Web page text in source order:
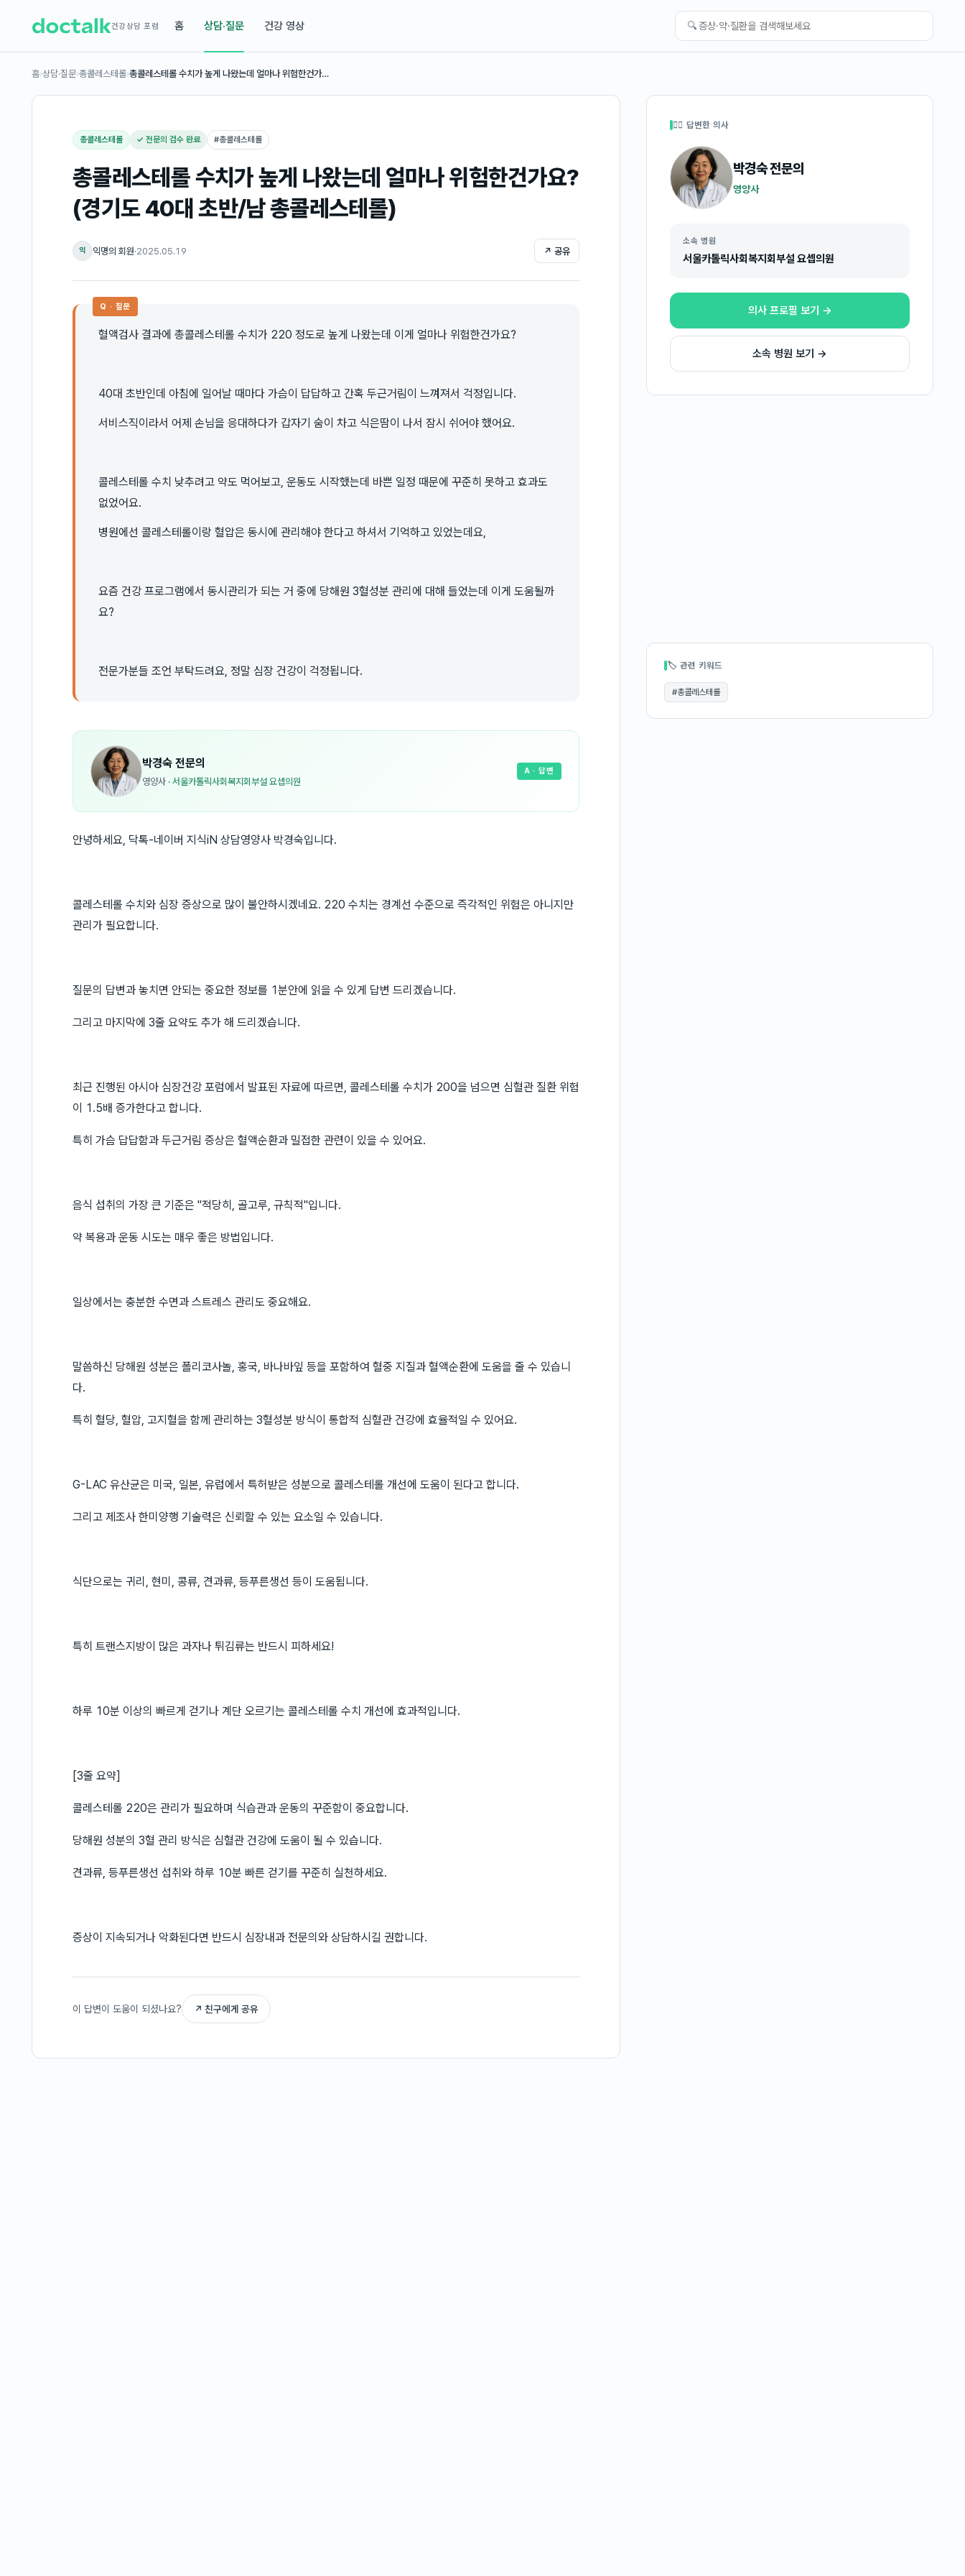
건강상담 포럼 홈 상담·질문 건강 영상 🔍
홈›상담·질문›총콜레스테롤›총콜레스테롤 수치가 높게 나왔는데 얼마나 위험한건가…
총콜레스테롤 ✓ 전문의 검수 완료 #총콜레스테롤
총콜레스테롤 수치가 높게 나왔는데 얼마나 위험한건가요?
(경기도 40대 초반/남 총콜레스테롤)
익 익명의 회원·2025.05.19 ↗ 공유
Q · 질문
혈액검사 결과에 총콜레스테롤 수치가 220 정도로 높게 나왔는데 이게 얼마나 위험한건가요?
40대 초반인데 아침에 일어날 때마다 가슴이 답답하고 간혹 두근거림이 느껴져서 걱정입니다.
서비스직이라서 어제 손님을 응대하다가 갑자기 숨이 차고 식은땀이 나서 잠시 쉬어야 했어요.
콜레스테롤 수치 낮추려고 약도 먹어보고, 운동도 시작했는데 바쁜 일정 때문에 꾸준히 못하고 효과도
없었어요.
병원에선 콜레스테롤이랑 혈압은 동시에 관리해야 한다고 하셔서 기억하고 있었는데요,
요즘 건강 프로그램에서 동시관리가 되는 거 중에 당해원 3혈성분 관리에 대해 들었는데 이게 도움될까
요?
전문가분들 조언 부탁드려요, 정말 심장 건강이 걱정됩니다.
박경숙 전문의
영양사 · 서울카톨릭사회복지회부설 요셉의원
A · 답변
안녕하세요, 닥톡-네이버 지식iN 상담영양사 박경숙입니다.
콜레스테롤 수치와 심장 증상으로 많이 불안하시겠네요. 220 수치는 경계선 수준으로 즉각적인 위험은 아니지만
관리가 필요합니다.
질문의 답변과 놓치면 안되는 중요한 정보를 1분안에 읽을 수 있게 답변 드리겠습니다.
그리고 마지막에 3줄 요약도 추가 해 드리겠습니다.
최근 진행된 아시아 심장건강 포럼에서 발표된 자료에 따르면, 콜레스테롤 수치가 200을 넘으면 심혈관 질환 위험
이 1.5배 증가한다고 합니다.
특히 가슴 답답함과 두근거림 증상은 혈액순환과 밀접한 관련이 있을 수 있어요.
음식 섭취의 가장 큰 기준은 "적당히, 골고루, 규칙적"입니다.
약 복용과 운동 시도는 매우 좋은 방법입니다.
일상에서는 충분한 수면과 스트레스 관리도 중요해요.
말씀하신 당해원 성분은 폴리코사놀, 홍국, 바나바잎 등을 포함하여 혈중 지질과 혈액순환에 도움을 줄 수 있습니
다.
특히 혈당, 혈압, 고지혈을 함께 관리하는 3혈성분 방식이 통합적 심혈관 건강에 효율적일 수 있어요.
G-LAC 유산균은 미국, 일본, 유럽에서 특허받은 성분으로 콜레스테롤 개선에 도움이 된다고 합니다.
그리고 제조사 한미양행 기술력은 신뢰할 수 있는 요소일 수 있습니다.
식단으로는 귀리, 현미, 콩류, 견과류, 등푸른생선 등이 도움됩니다.
특히 트랜스지방이 많은 과자나 튀김류는 반드시 피하세요!
하루 10분 이상의 빠르게 걷기나 계단 오르기는 콜레스테롤 수치 개선에 효과적입니다.
[3줄 요약]
콜레스테롤 220은 관리가 필요하며 식습관과 운동의 꾸준함이 중요합니다.
당해원 성분의 3혈 관리 방식은 심혈관 건강에 도움이 될 수 있습니다.
견과류, 등푸른생선 섭취와 하루 10분 빠른 걷기를 꾸준히 실천하세요.
증상이 지속되거나 악화된다면 반드시 심장내과 전문의와 상담하시길 권합니다.
이 답변이 도움이 되셨나요? ↗ 친구에게 공유
👩‍⚕️ 답변한 의사
박경숙전문의
영양사
소속 병원
서울카톨릭사회복지회부설 요셉의원
의사 프로필 보기 →
소속 병원 보기 →
🏷 관련 키워드
#총콜레스테롤